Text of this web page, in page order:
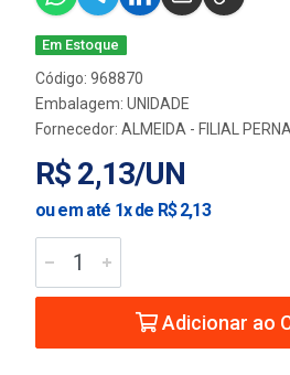
Em Estoque
Código: 968870
Embalagem: UNIDADE
Fornecedor: ALMEIDA - FILIAL
R$ 2,13/UN
ou em até 1x de R$ 2,13
Adicionar ao